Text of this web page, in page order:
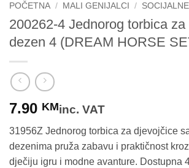
POČETNA / MALI GENIJALCI /
200262-4 Jednorog torbica
dezen 4 (DREAM HORSE
7.90 KMinc. VAT
31956Z Jednorog torbica za djevojčice
dezenima pruža zabavu i praktičnost
dječiju igru i modne avanture. Dostupna